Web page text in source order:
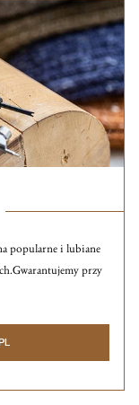
popularne i lubiane
Gwarantujemy przy